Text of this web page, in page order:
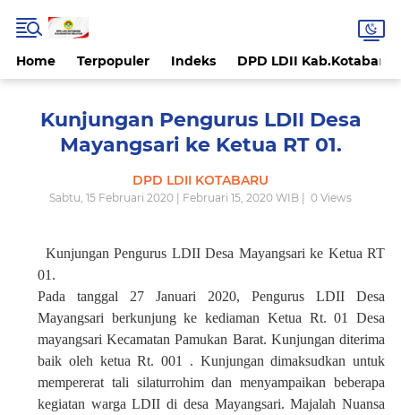
Home Terpopuler Indeks DPD LDII Kab.Kotabaru
Kunjungan Pengurus LDII Desa
Mayangsari ke Ketua RT 01.
DPD LDII KOTABARU
Sabtu, 15 Februari 2020 | Februari 15, 2020 WIB | 0 Views
Kunjungan Pengurus LDII Desa Mayangsari ke Ketua RT
01.
Pada tanggal 27 Januari 2020, Pengurus LDII Desa
Mayangsari berkunjung ke kediaman Ketua Rt. 01 Desa
mayangsari Kecamatan Pamukan Barat. Kunjungan diterima
baik oleh ketua Rt. 001 . Kunjungan dimaksudkan untuk
mempererat tali silaturrohim dan menyampaikan beberapa
kegiatan warga LDII di desa Mayangsari. Majalah Nuansa